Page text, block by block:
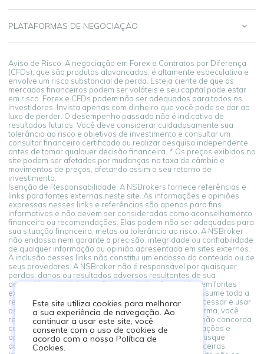
PLATAFORMAS DE NEGOCIAÇÃO
Aviso de Risco: A negociação em Forex e Contratos por Diferença
(CFDs), que são produtos alavancados, é altamente especulativa e
envolve um risco substancial de perda. Esteja ciente de que os
mercados financeiros podem ser voláteis e seu capital pode estar
em risco. Forex e CFDs podem não ser adequados para todos os
investidores. Invista apenas com dinheiro que você pode se dar ao
luxo de perder. O desempenho passado não é indicativo de
resultados futuros. Você deve considerar cuidadosamente sua
tolerância ao risco e objetivos de investimento e consultar um
consultor financeiro certificado ou realizar pesquisa independente
antes de tomar qualquer decisão financeira. * Os preços exibidos no
site podem ser afetados por mudanças na taxa de câmbio e
movimentos de preços, afetando assim o seu retorno de
investimento.
Isenção de Responsabilidade: A NSBrokers fornece referências e
links para fontes externas neste site. As informações e opiniões
expressas nesses links e referências são apenas para fins
informativos e não devem ser consideradas como aconselhamento
financeiro ou recomendações. Elas podem não ser adequadas para
sua situação financeira, metas ou tolerância ao risco. A NSBroker
não endossa nem garante a precisão, integridade ou confiabilidade
de qualquer informação ou opinião apresentada em sites externos.
A inclusão desses links não constitui um endosso do conteúdo ou de
seus provedores. A NSBroker não é responsável por quaisquer
perdas, danos ou resultados adversos resultantes de sua
dependência de informações ou opiniões fornecidas em fontes
externas vinculadas a partir desta plataforma. Você assume toda a
responsabilidade por suas decisões financeiras. Ao acessar e usar
os links para fontes externas fornecidos nesta plataforma, você
reconhece e concorda com este aviso legal. Se você não concorda
com estes termos, abstenha-se de confiar nas informações e
opiniões apresentadas em fontes externas. Sempre busque
aconselhamento profissional ao tomar decisões financeiras.
Este site utiliza cookies para melhorar
a sua experiência de navegação. Ao
continuar a usar este site, você
consente com o uso de cookies de
acordo com a nossa Política de
Cookies.